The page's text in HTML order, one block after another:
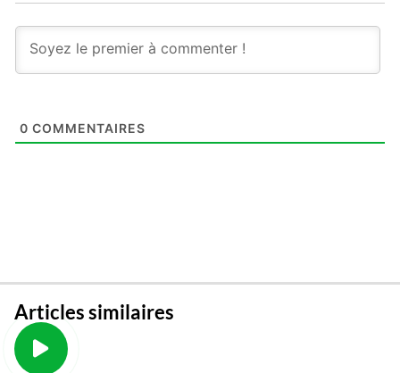
0 COMMENTAIRES
Articles similaires